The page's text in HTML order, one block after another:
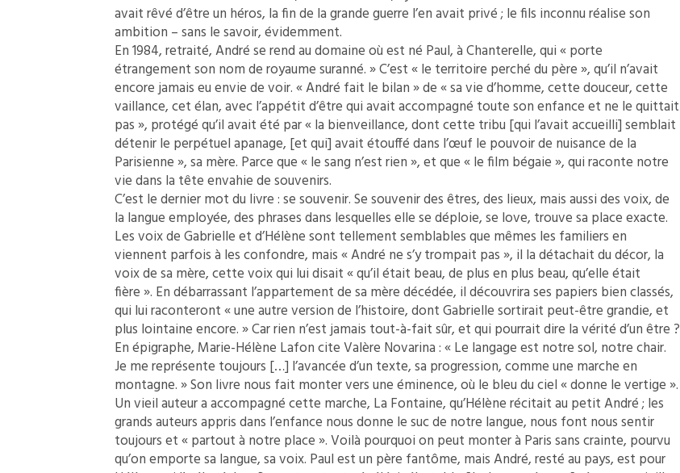
avait rêvé d’être un héros, la fin de la grande guerre l’en avait privé ; le fils inconnu réalise son
ambition – sans le savoir, évidemment.
En 1984, retraité, André se rend au domaine où est né Paul, à Chanterelle, qui « porte
étrangement son nom de royaume suranné. » C’est « le territoire perché du père », qu’il n’avait
encore jamais eu envie de voir. « André fait le bilan » de « sa vie d’homme, cette douceur, cette
vaillance, cet élan, avec l’appétit d’être qui avait accompagné toute son enfance et ne le quittait
pas », protégé qu’il avait été par « la bienveillance, dont cette tribu [qui l’avait accueilli] semblait
détenir le perpétuel apanage, [et qui] avait étouffé dans l’œuf le pouvoir de nuisance de la
Parisienne », sa mère. Parce que « le sang n’est rien », et que « le film bégaie », qui raconte notre
vie dans la tête envahie de souvenirs.
C’est le dernier mot du livre : se souvenir. Se souvenir des êtres, des lieux, mais aussi des voix, de
la langue employée, des phrases dans lesquelles elle se déploie, se love, trouve sa place exacte.
Les voix de Gabrielle et d’Hélène sont tellement semblables que mêmes les familiers en
viennent parfois à les confondre, mais « André ne s’y trompait pas », il la détachait du décor, la
voix de sa mère, cette voix qui lui disait « qu’il était beau, de plus en plus beau, qu’elle était
fière ». En débarrassant l’appartement de sa mère décédée, il découvrira ses papiers bien classés,
qui lui raconteront « une autre version de l’histoire, dont Gabrielle sortirait peut-être grandie, et
plus lointaine encore. » Car rien n’est jamais tout-à-fait sûr, et qui pourrait dire la vérité d’un être ?
En épigraphe, Marie-Hélène Lafon cite Valère Novarina : « Le langage est notre sol, notre chair.
Je me représente toujours […] l’avancée d’un texte, sa progression, comme une marche en
montagne. » Son livre nous fait monter vers une éminence, où le bleu du ciel « donne le vertige ».
Un vieil auteur a accompagné cette marche, La Fontaine, qu’Hélène récitait au petit André ; les
grands auteurs appris dans l’enfance nous donne le suc de notre langue, nous font nous sentir
toujours et « partout à notre place ». Voilà pourquoi on peut monter à Paris sans crainte, pourvu
qu’on emporte sa langue, sa voix. Paul est un père fantôme, mais André, resté au pays, est pour